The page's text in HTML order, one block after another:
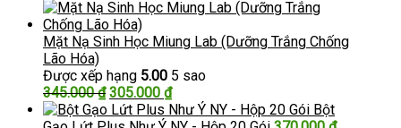
Mặt Nạ Sinh Học Miung Lab (Dưỡng Trắng Chống
Lão Hóa)
Được xếp hạng 5.00 5 sao
345.000₫ Giá
gốc
305.000 ₫Giá
hiện
Bột